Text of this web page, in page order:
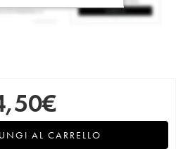
€
AL CARRELLO